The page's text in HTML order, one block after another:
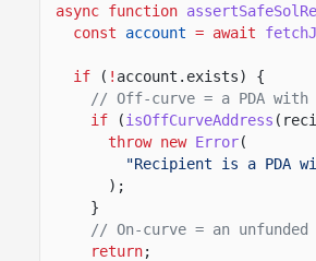
async function
const
account = await
if ( ! account.exists) {
// Off-curve = a PDA
if
(isOffCurveAddress
throw new Error(
"Recipient is a PDA
);
}
// On-curve = an
return;